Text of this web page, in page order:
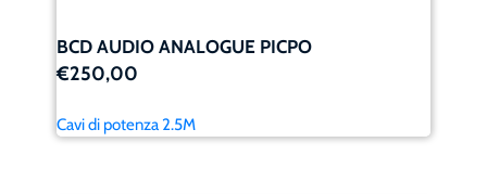
BCD AUDIO ANALOGUE PICPO
€250,00
Cavi di potenza 2.5M